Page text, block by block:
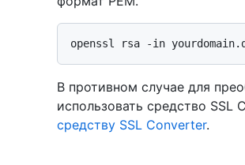
В противном случае для
использовать средство
средству SSL Converter.